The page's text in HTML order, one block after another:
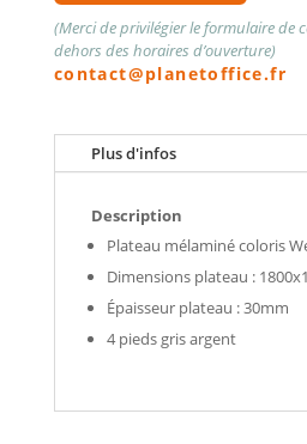
(Merci de privilégier le formulaire de
dehors des horaires d’ouverture)
contact@planetoffice.fr
Plus d'infos
Description
Plateau mélaminé coloris
Dimensions plateau :
Épaisseur plateau : 30mm
4 pieds gris argent